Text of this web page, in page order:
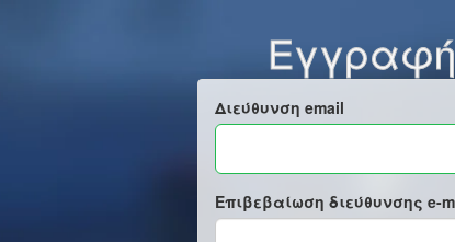
Εγγραφή
Διεύθυνση email
Επιβεβαίωση διεύθυνσης e-